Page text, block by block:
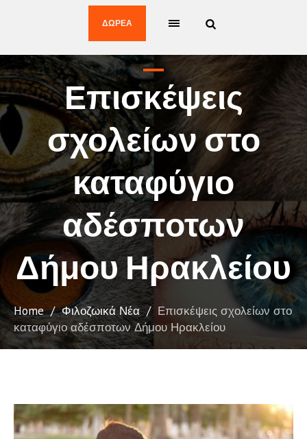
ΔΩΡΕΆ
Επισκέψεις
σχολείων στο
καταφύγιο
αδέσποτων
Δήμου Ηρακλείου
Home / Φιλοζωικά Νέα / Επισκέψεις σχολείων στο
καταφύγιο αδέσποτων Δήμου Ηρακλείου